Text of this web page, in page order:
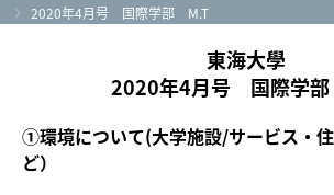
2020年4月号 国際学部 M.T
東海大學
2020年4月号 国際学
①環境について(大学施設/サービス・
ど）